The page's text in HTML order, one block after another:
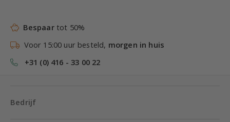
Bespaartot 50%
Voor 15:00 uur besteld, morgen in huis
+31 (0) 416 - 33 00 22
Bedrijf